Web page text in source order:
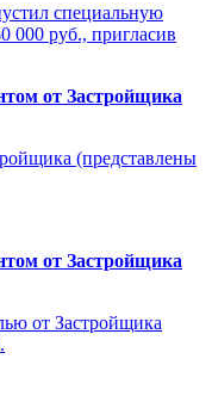
специальную
000 руб., пригласив
от Застройщика
(представлены
от Застройщика
от Застройщика